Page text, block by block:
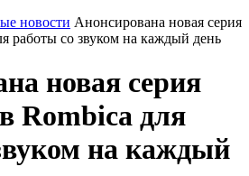
новости Анонсирована новая серия
работы со звуком на каждый день
новая серия
Rombica для
на каждый